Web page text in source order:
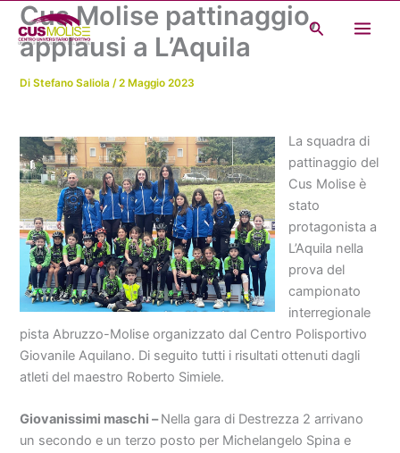
contenuto
Cerca
Cus Molise pattinaggio,
applausi a L’Aquila
DiStefano Saliola/2 Maggio 2023
La squadra di
pattinaggio del
Cus Molise è
stato
protagonista a
L’Aquila nella
prova del
campionato
interregionale
pista Abruzzo-Molise organizzato dal Centro Polisportivo
Giovanile Aquilano. Di seguito tutti i risultati ottenuti dagli
atleti del maestro Roberto Simiele.
Giovanissimi maschi –Nella gara di Destrezza 2 arrivano
un secondo e un terzo posto per Michelangelo Spina e